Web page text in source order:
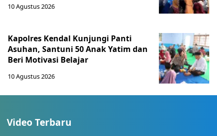
10 Agustus 2026
Kapolres Kendal Kunjungi Panti
Asuhan, Santuni 50 Anak Yatim dan
Beri Motivasi Belajar
10 Agustus 2026
Video Terbaru